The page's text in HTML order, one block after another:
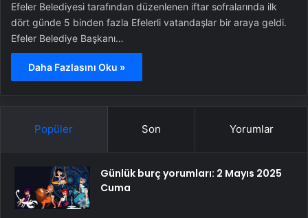
Efeler Belediyesi tarafından düzenlenen iftar sofralarında ilk
dört günde 5 binden fazla Efelerli vatandaşlar bir araya geldi.
Efeler Belediye Başkanı…
Daha Fazlasını Oku »
Popüler Son Yorumlar
Günlük burç yorumları: 2 Mayıs 2025
Cuma